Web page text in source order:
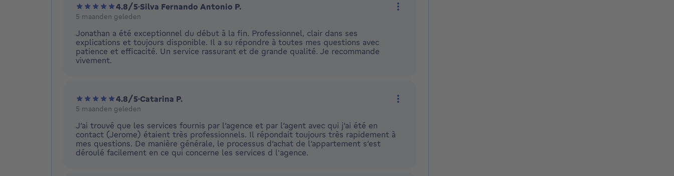
4.8/5·Silva Fernando Antonio P.
5 maanden geleden
Jonathan a été exceptionnel du début à la fin. Professionnel, clair dans ses
explications et toujours disponible. Il a su répondre à toutes mes questions avec
patience et efficacité. Un service rassurant et de grande qualité. Je recommande
vivement.
4.8/5·Catarina P.
5 maanden geleden
J’ai trouvé que les services fournis par l’agence et par l’agent avec qui j’ai été en
contact (Jerome) étaient très professionnels. Il répondait toujours très rapidement à
mes questions. De manière générale, le processus d’achat de l’appartement s’est
déroulé facilement en ce qui concerne les services d l'agence.